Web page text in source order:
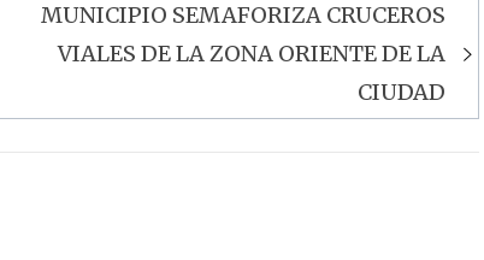
MUNICIPIO SEMAFORIZA CRUCEROS
VIALES DE LA ZONA ORIENTE DE LA
CIUDAD